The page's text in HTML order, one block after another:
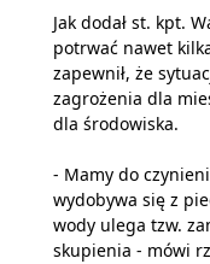
Jak dodał st. kpt.
potrwać nawet
zapewnił, że
zagrożenia dla
dla środowiska.
- Mamy do
wydobywa się z
wody ulega tzw.
skupienia - mówi